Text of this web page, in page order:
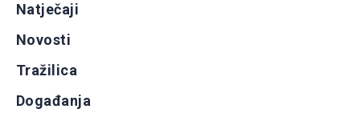
Natječaji
Novosti
Tražilica
Događanja